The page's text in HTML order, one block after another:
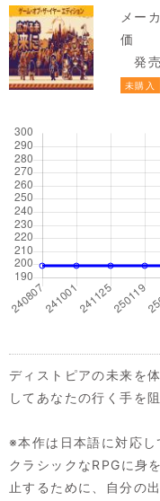
メー
価
発
未購入
ディストピアの未来を
してあなたの行く手を
※本作は日本語に対応し
クラシックなRPGに身
止するために、自分の